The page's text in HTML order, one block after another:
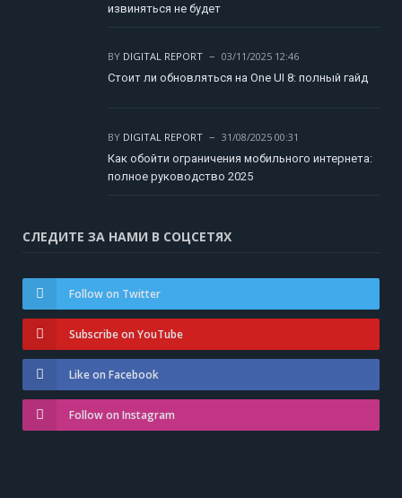
извиняться не будет
BY DIGITAL REPORT
03/11/2025 12:46
Стоит ли обновляться на One UI 8: полный гайд
BY DIGITAL REPORT
31/08/2025 00:31
Как обойти ограничения мобильного интернета:
полное руководство 2025
СЛЕДИТЕ ЗА НАМИ В СОЦСЕТЯХ
Follow on Twitter
Subscribe on YouTube
Like on Facebook
Follow on Instagram